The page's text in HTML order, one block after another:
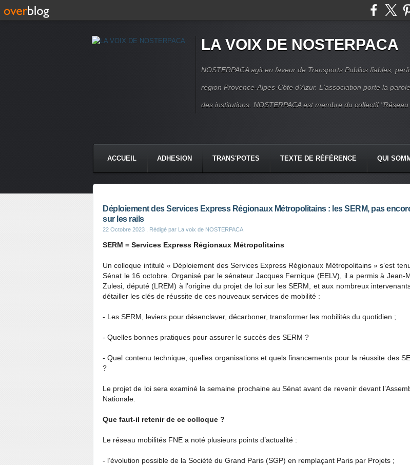
LA VOIX DE NOSTERPACA
NOSTERPACA agit en faveur de Transports Publics fiables,
région Provence-Alpes-Côte d'Azur. L'association porte la
des institutions. NOSTERPACA est membre du collectif
ACCUEIL ADHESION TRANS'POTES TEXTE DE RÉFÉRENCE QUI
Déploiement des Services Express Régionaux Métropolitains : les SERM, pas
sur les rails
22 Octobre 2023 , Rédigé par La voix de NOSTERPACA
SERM = Services Express Régionaux Métropolitains
Un colloque intitulé « Déploiement des Services Express Régionaux Métropolitains » s’est
Sénat le 16 octobre. Organisé par le sénateur Jacques Fernique (EELV), il a permis à Jean-
Zulesi, député (LREM) à l’origine du projet de loi sur les SERM, et aux nombreux
détailler les clés de réussite de ces nouveaux services de mobilité :
- Les SERM, leviers pour désenclaver, décarboner, transformer les mobilités du quotidien ;
- Quelles bonnes pratiques pour assurer le succès des SERM ?
- Quel contenu technique, quelles organisations et quels financements pour la réussite des
?
Le projet de loi sera examiné la semaine prochaine au Sénat avant de revenir devant
Nationale.
Que faut-il retenir de ce colloque ?
Le réseau mobilités FNE a noté plusieurs points d’actualité :
- l’évolution possible de la Société du Grand Paris (SGP) en remplaçant Paris par Projets ;